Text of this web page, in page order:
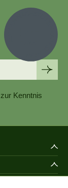
zur Kenntnis